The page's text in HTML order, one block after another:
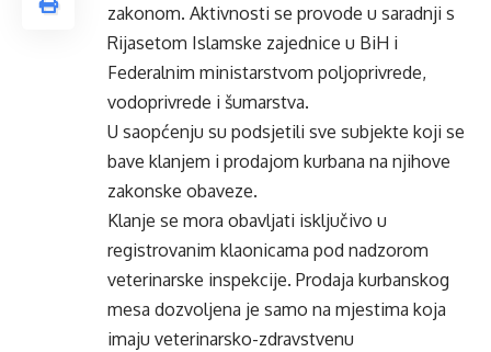
zakonom. Aktivnosti se provode u saradnji s
Rijasetom Islamske zajednice u BiH i
Federalnim ministarstvom poljoprivrede,
vodoprivrede i šumarstva.
U saopćenju su podsjetili sve subjekte koji se
bave klanjem i prodajom kurbana na njihove
zakonske obaveze.
Klanje se mora obavljati isključivo u
registrovanim klaonicama pod nadzorom
veterinarske inspekcije. Prodaja kurbanskog
mesa dozvoljena je samo na mjestima koja
imaju veterinarsko-zdravstvenu